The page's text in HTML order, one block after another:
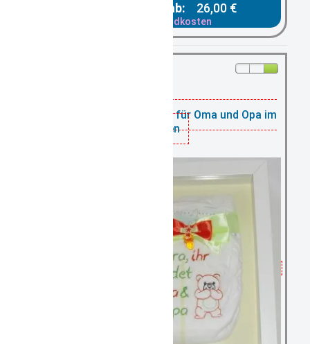
Gesamtpreis ab: 26,00 €
zzgl. Versandkosten
Personalisierte Windel für Oma und Opa im
Rahmen